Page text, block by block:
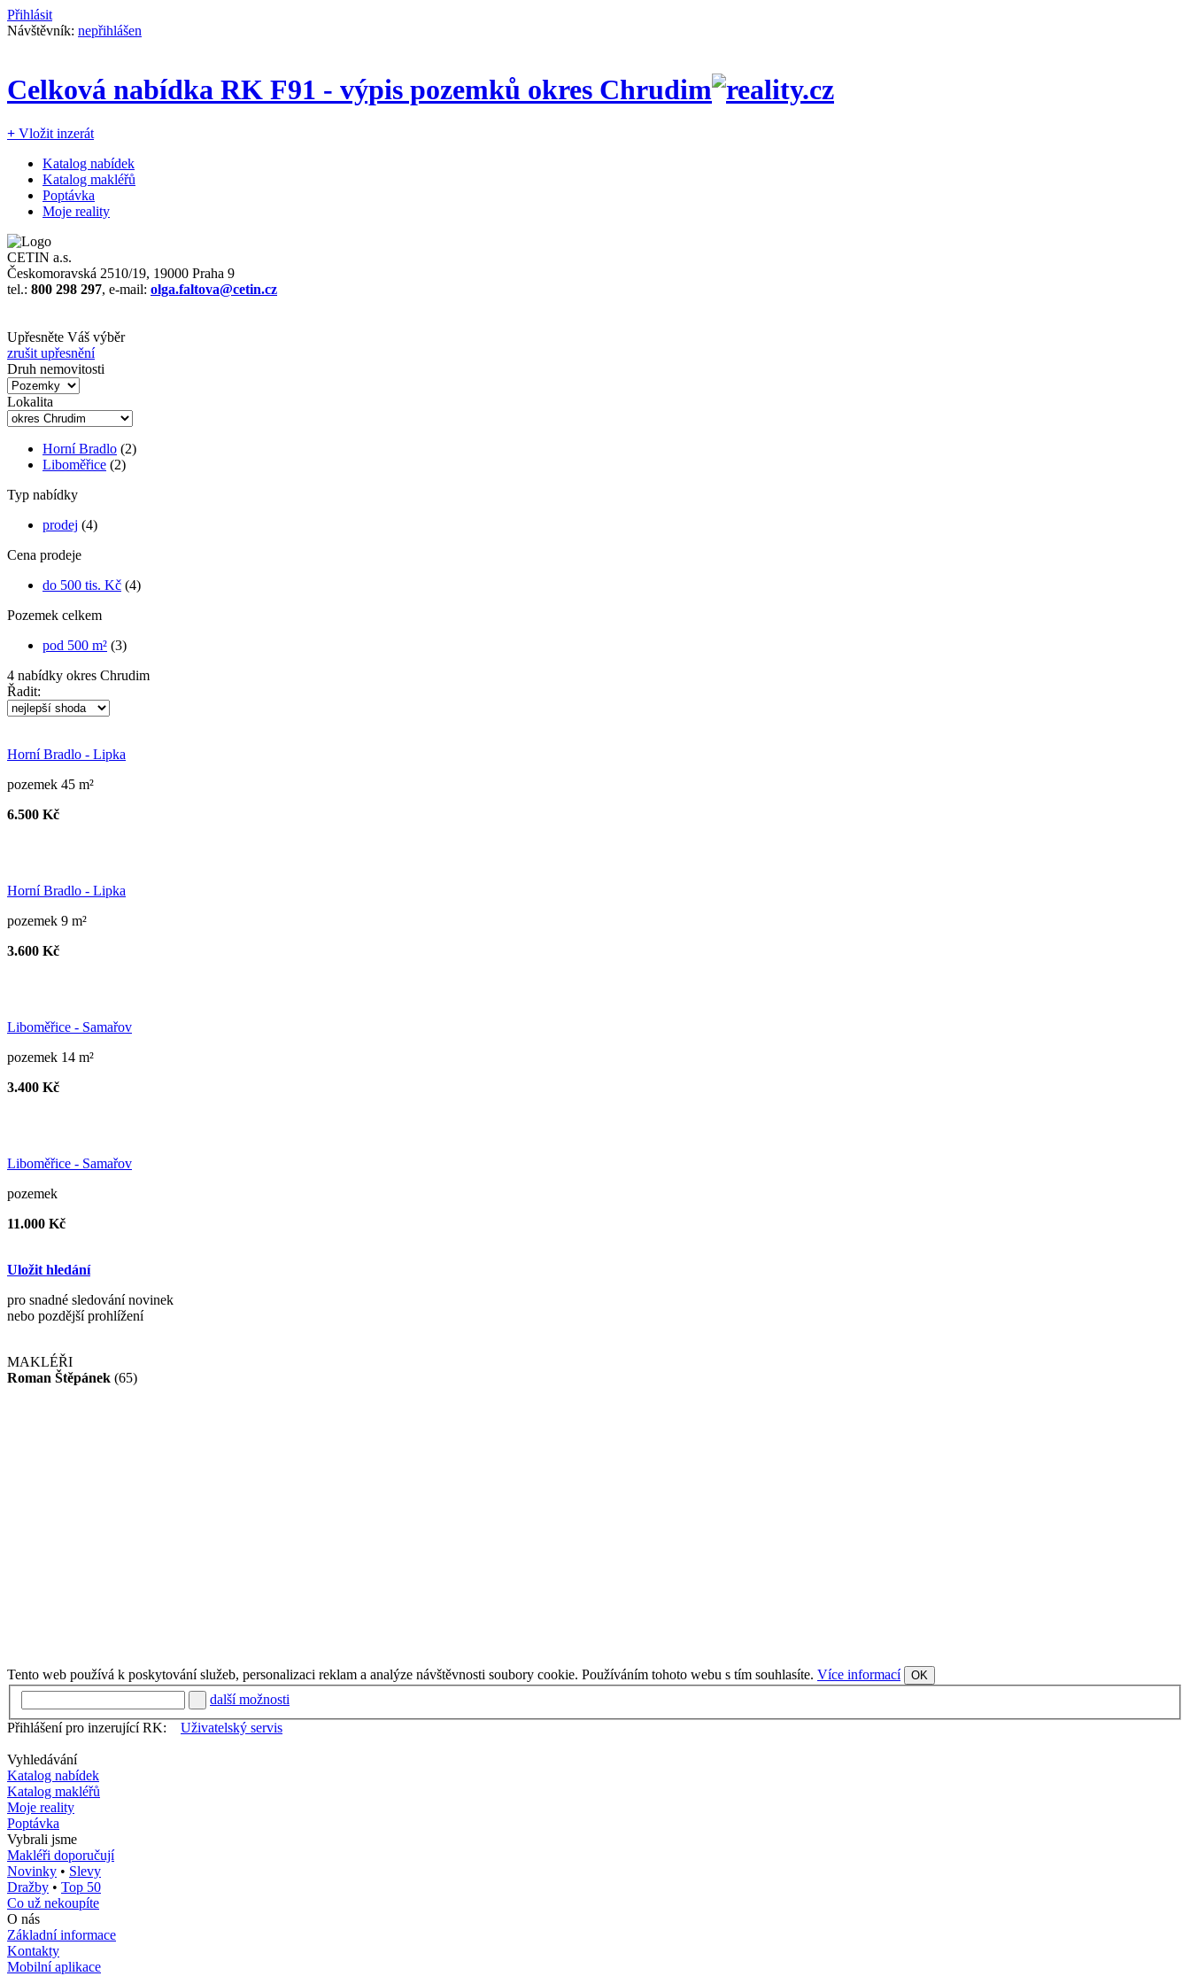
Přihlásit
Návštěvník: nepřihlášen
Celková nabídka RK F91 - výpis pozemků okres Chrudim
+ Vložit inzerát
Katalog nabídek
Katalog makléřů
Poptávka
Moje reality
CETIN a.s.
Českomoravská 2510/19, 19000 Praha 9
tel.: 800 298 297, e-mail: olga.faltova@cetin.cz
Upřesněte Váš výběr
zrušit upřesnění
Druh nemovitosti
Lokalita
Horní Bradlo (2)
Liboměřice (2)
Typ nabídky
prodej (4)
Cena prodeje
do 500 tis. Kč (4)
Pozemek celkem
pod 500 m² (3)
4 nabídky okres Chrudim
Řadit:
Horní Bradlo - Lipka
pozemek 45 m²
6.500 Kč
Horní Bradlo - Lipka
pozemek 9 m²
3.600 Kč
Liboměřice - Samařov
pozemek 14 m²
3.400 Kč
Liboměřice - Samařov
pozemek
11.000 Kč
Uložit hledání
pro snadné sledování novinek
nebo pozdější prohlížení
MAKLÉŘI
Roman Štěpánek (65)
Tento web používá k poskytování služeb, personalizaci reklam a analýze návštěvnosti soubory cookie. Používáním tohoto webu s tím souhlasíte. Více informací OK
další možnosti
Přihlášení pro inzerující RK:
Uživatelský servis
Vyhledávání
Katalog nabídek
Katalog makléřů
Moje reality
Poptávka
Vybrali jsme
Makléři doporučují
Novinky • Slevy
Dražby • Top 50
Co už nekoupíte
O nás
Základní informace
Kontakty
Mobilní aplikace